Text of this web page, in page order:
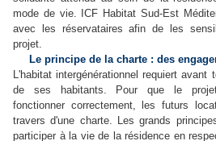
mode de vie. ICF Habitat Sud-Est
avec les réservataires afin de les
projet.
Le principe de la charte : des
L'habitat intergénérationnel requiert
de ses habitants. Pour que le projet
fonctionner correctement, les futurs
travers d'une charte. Les grands
participer à la vie de la résidence en